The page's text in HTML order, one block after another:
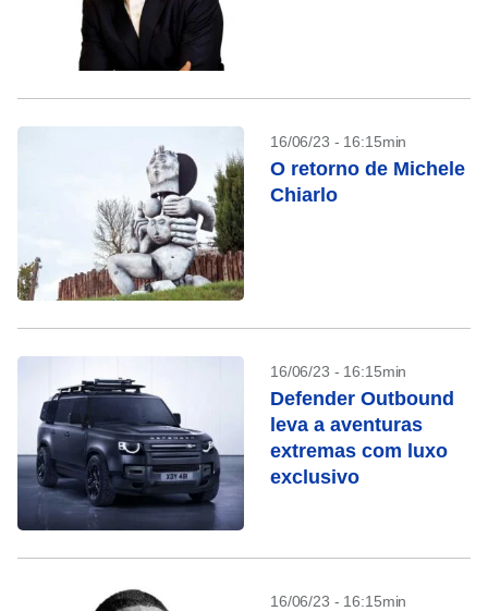
16/06/23 - 16:15min
O retorno de Michele
Chiarlo
16/06/23 - 16:15min
Defender Outbound
leva a aventuras
extremas com luxo
exclusivo
16/06/23 - 16:15min